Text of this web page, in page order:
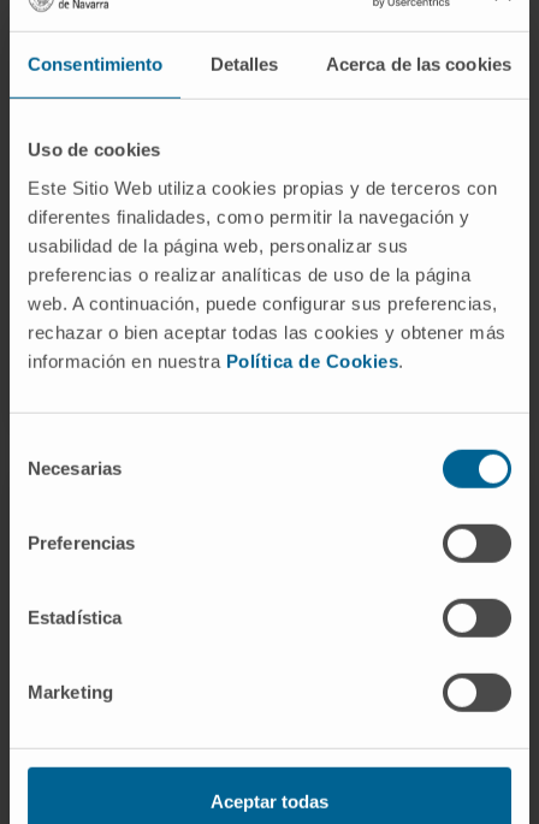
Consentimiento Detalles Acerca de las cookies
Uso de cookies
Este Sitio Web utiliza cookies propias y de terceros con
diferentes finalidades, como permitir la navegación y
usabilidad de la página web, personalizar sus
preferencias o realizar analíticas de uso de la página
web. A continuación, puede configurar sus preferencias,
rechazar o bien aceptar todas las cookies y obtener más
información en nuestra Política de Cookies.
Necesarias
Preferencias
Estadística
Marketing
Aceptar todas
Maladies chromosomiques
Ces maladies peuvent apparaître en raison d’une
altération du nombre de chromosomes ou de leur
portions de chromosomes.
Des exemples incluent le syndrome de Down, causé
par une copie supplémentaire du chromosome 21, et
le syndrome de Turner, qui survient lorsqu’il manque
tout ou partie de l’un des chromosomes X chez la
Ces maladies sont causées par des
altérations du
Elles affectent principalement les cellules ayant de
du cerveau et des muscles.